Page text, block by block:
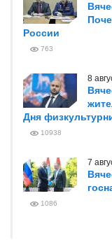
России
763
8
Дня
10938
7
1086